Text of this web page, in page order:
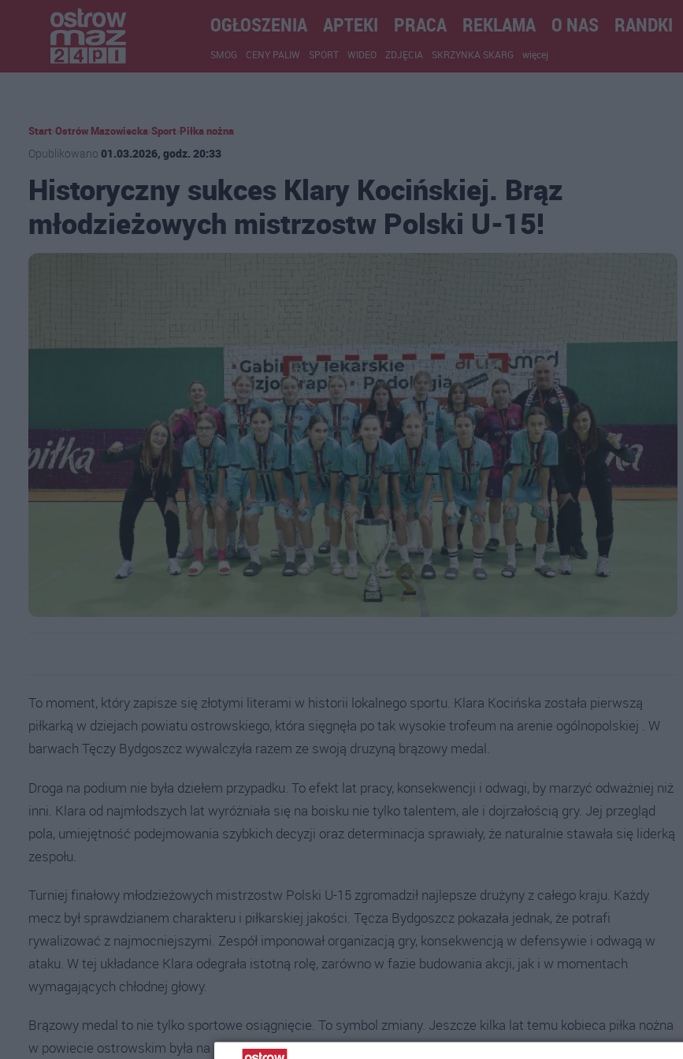
OGŁOSZENIA APTEKI PRACA REKLAMA O NAS RANDKI
SMOG CENY PALIW SPORT WIDEO ZDJĘCIA SKRZYNKA SKARG więcej
Start Ostrów Mazowiecka Sport Piłka nożna
Opublikowano 01.03.2026, godz. 20:33
Historyczny sukces Klary Kocińskiej. Brąz
młodzieżowych mistrzostw Polski U-15!
To moment, który zapisze się złotymi literami w historii lokalnego sportu. Klara Kocińska została pierwszą
piłkarką w dziejach powiatu ostrowskiego, która sięgnęła po tak wysokie trofeum na arenie ogólnopolskiej . W
barwach Tęczy Bydgoszcz wywalczyła razem ze swoją druzyną brązowy medal.
Droga na podium nie była dziełem przypadku. To efekt lat pracy, konsekwencji i odwagi, by marzyć odważniej niż
inni. Klara od najmłodszych lat wyróżniała się na boisku nie tylko talentem, ale i dojrzałością gry. Jej przegląd
pola, umiejętność podejmowania szybkich decyzji oraz determinacja sprawiały, że naturalnie stawała się liderką
zespołu.
Turniej finałowy młodzieżowych mistrzostw Polski U-15 zgromadził najlepsze drużyny z całego kraju. Każdy
mecz był sprawdzianem charakteru i piłkarskiej jakości. Tęcza Bydgoszcz pokazała jednak, że potrafi
rywalizować z najmocniejszymi. Zespół imponował organizacją gry, konsekwencją w defensywie i odwagą w
ataku. W tej układance Klara odegrała istotną rolę, zarówno w fazie budowania akcji, jak i w momentach
wymagających chłodnej głowy.
Brązowy medal to nie tylko sportowe osiągnięcie. To symbol zmiany. Jeszcze kilka lat temu kobieca piłka nożna
w powiecie ostrowskim była na marginesie zainteresowania. Dziś młode zawodniczki mają przed sobą realny